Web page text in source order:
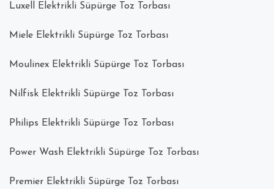
Luxell Elektrikli Süpürge Toz Torbası
Miele Elektrikli Süpürge Toz Torbası
Moulinex Elektrikli Süpürge Toz Torbası
Nilfisk Elektrikli Süpürge Toz Torbası
Philips Elektrikli Süpürge Toz Torbası
Power Wash Elektrikli Süpürge Toz Torbası
Premier Elektrikli Süpürge Toz Torbası